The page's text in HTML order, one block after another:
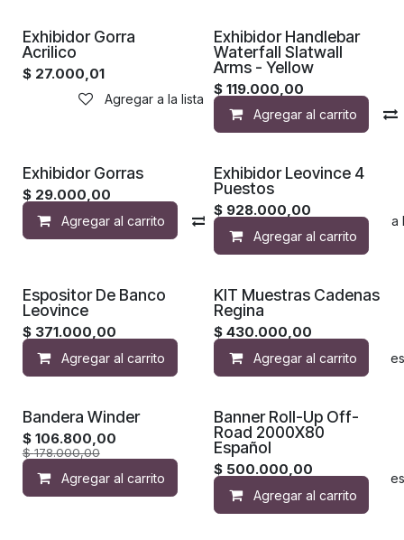
Exhibidor Gorra
Acrilico
$ 27.000,01
Agregar a la lista de deseos
Exhibidor Handlebar
Waterfall Slatwall
Arms - Yellow
$119.000,00
Agregar al carrito
Exhibidor Gorras
$ 29.000,00
Agregar al carrito Compara Agregar a la
Exhibidor Leovince 4
Puestos
$ 928.000,00
Agregar al carrito
Espositor De Banco
Leovince
$ 371.000,00
Agregar al carrito Agregar a la lista de
KIT Muestras Cadenas
Regina
$430.000,00
Agregar al carrito
Bandera Winder
$ 106.800,00
$178.000,00
Agregar al carrito Agregar a la lista de
Banner Roll-Up Off-
Road 2000X80
Español
$ 500.000,00
Agregar al carrito